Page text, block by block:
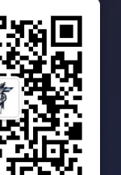
影音流媒体